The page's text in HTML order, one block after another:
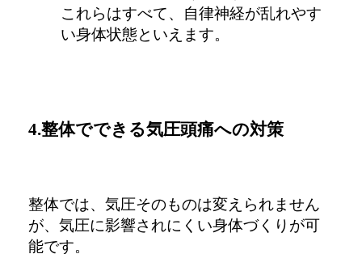
これらはすべて、自律神経が乱れやす
い身体状態といえます。
4.整体でできる気圧頭痛への対策
整体では、気圧そのものは変えられません
が、 気圧に影響されにくい身体づくりが可
能です。